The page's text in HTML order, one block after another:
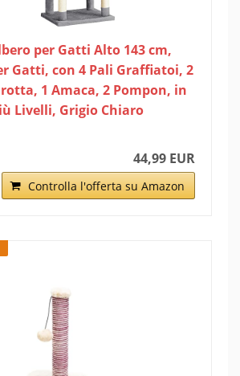
per Gatti Alto 143 cm,
Gatti, con 4 Pali Graffiatoi, 2
1 Amaca, 2 Pompon, in
Livelli, Grigio Chiaro
44,99 EUR
Controlla l'offerta su Amazon